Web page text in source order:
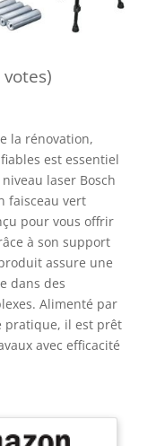
la rénovation,
est essentiel
laser Bosch
faisceau vert
pour vous offrir
à son support
assure une
dans des
Alimenté par
pratique, il est prêt
avec efficacité